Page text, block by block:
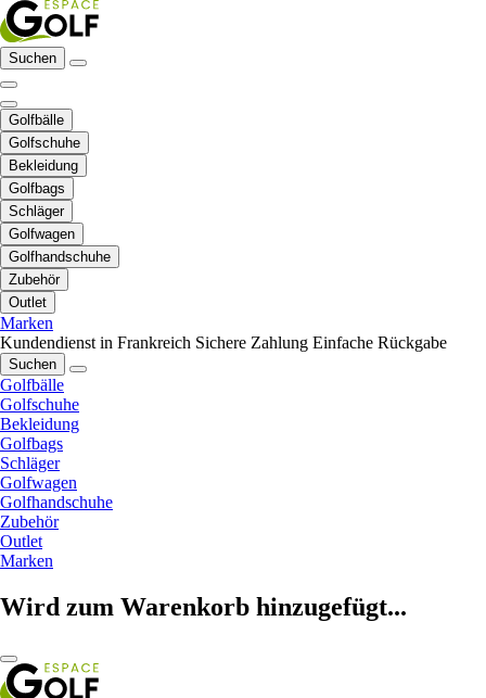
Suchen
Golfbälle
Golfschuhe
Bekleidung
Golfbags
Schläger
Golfwagen
Golfhandschuhe
Zubehör
Outlet
Marken
Kundendienst in Frankreich Sichere Zahlung Einfache Rückgabe
Suchen
Golfbälle
Golfschuhe
Bekleidung
Golfbags
Schläger
Golfwagen
Golfhandschuhe
Zubehör
Outlet
Marken
Wird zum Warenkorb hinzugefügt...